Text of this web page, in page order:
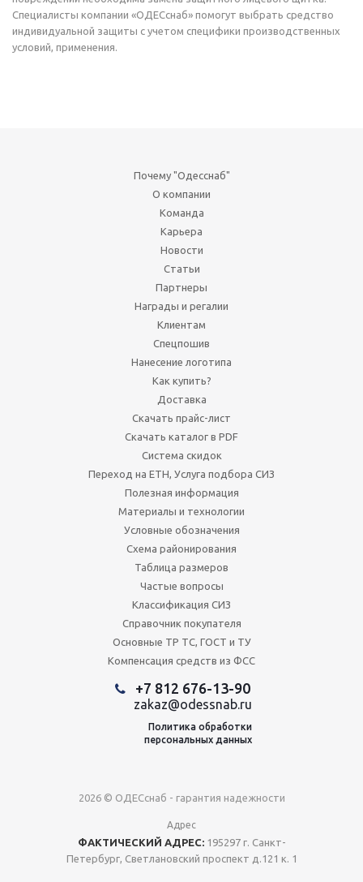
Специалисты компании «ОДЕСснаб» помогут выбрать средство
индивидуальной защиты с учетом специфики производственных
условий, применения.
Почему "Одесснаб"
О компании
Команда
Карьера
Новости
Статьи
Партнеры
Награды и регалии
Клиентам
Спецпошив
Нанесение логотипа
Как купить?
Доставка
Скачать прайс-лист
Скачать каталог в PDF
Система скидок
Переход на ЕТН, Услуга подбора СИЗ
Полезная информация
Материалы и технологии
Условные обозначения
Схема районирования
Таблица размеров
Частые вопросы
Классификация СИЗ
Справочник покупателя
Основные ТР ТС, ГОСТ и ТУ
Компенсация средств из ФСС
+7 812 676-13-90
zakaz@odessnab.ru
Политика обработки
персональных данных
2026 © ОДЕСснаб - гарантия надежности
Адрес
ФАКТИЧЕСКИЙ АДРЕС:195297 г. Санкт-
Петербург, Светлановский проспект д.121 к. 1